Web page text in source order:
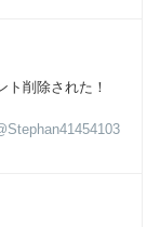
ト削除された！